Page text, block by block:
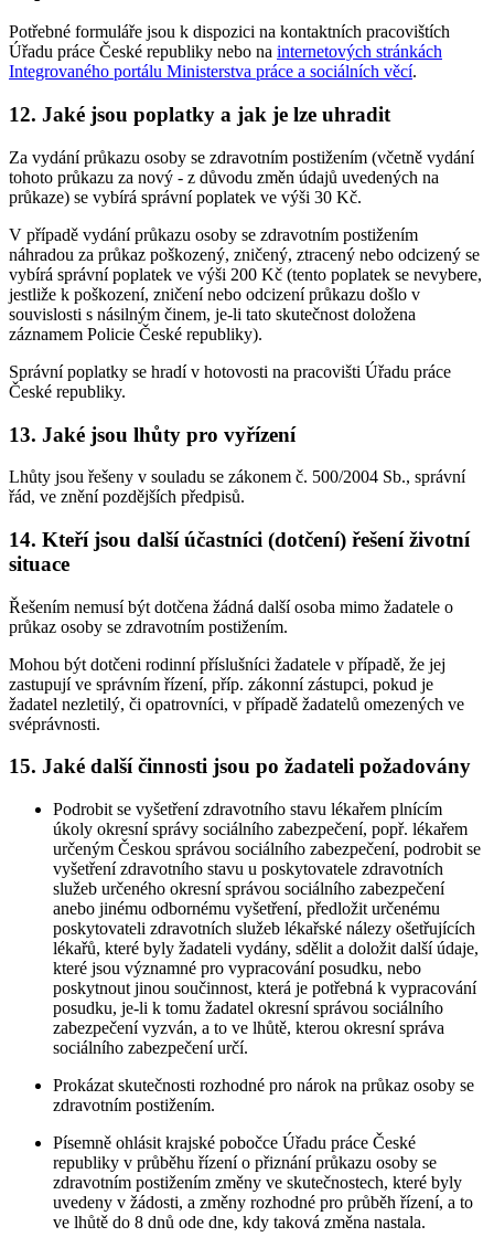
Potřebné formuláře jsou k dispozici na kontaktních pracovištích
Úřadu práce České republiky nebo na internetových stránkách
Integrovaného portálu Ministerstva práce a sociálních věcí.
12. Jaké jsou poplatky a jak je lze uhradit
Za vydání průkazu osoby se zdravotním postižením (včetně vydání
tohoto průkazu za nový - z důvodu změn údajů uvedených na
průkaze) se vybírá správní poplatek ve výši 30 Kč.
V případě vydání průkazu osoby se zdravotním postižením
náhradou za průkaz poškozený, zničený, ztracený nebo odcizený se
vybírá správní poplatek ve výši 200 Kč (tento poplatek se nevybere,
jestliže k poškození, zničení nebo odcizení průkazu došlo v
souvislosti s násilným činem, je-li tato skutečnost doložena
záznamem Policie České republiky).
Správní poplatky se hradí v hotovosti na pracovišti Úřadu práce
České republiky.
13. Jaké jsou lhůty pro vyřízení
Lhůty jsou řešeny v souladu se zákonem č. 500/2004 Sb., správní
řád, ve znění pozdějších předpisů.
14. Kteří jsou další účastníci (dotčení) řešení životní
situace
Řešením nemusí být dotčena žádná další osoba mimo žadatele o
průkaz osoby se zdravotním postižením.
Mohou být dotčeni rodinní příslušníci žadatele v případě, že jej
zastupují ve správním řízení, příp. zákonní zástupci, pokud je
žadatel nezletilý, či opatrovníci, v případě žadatelů omezených ve
svéprávnosti.
15. Jaké další činnosti jsou po žadateli požadovány
Podrobit se vyšetření zdravotního stavu lékařem plnícím
úkoly okresní správy sociálního zabezpečení, popř. lékařem
určeným Českou správou sociálního zabezpečení, podrobit se
vyšetření zdravotního stavu u poskytovatele zdravotních
služeb určeného okresní správou sociálního zabezpečení
anebo jinému odbornému vyšetření, předložit určenému
poskytovateli zdravotních služeb lékařské nálezy ošetřujících
lékařů, které byly žadateli vydány, sdělit a doložit další údaje,
které jsou významné pro vypracování posudku, nebo
poskytnout jinou součinnost, která je potřebná k vypracování
posudku, je-li k tomu žadatel okresní správou sociálního
zabezpečení vyzván, a to ve lhůtě, kterou okresní správa
sociálního zabezpečení určí.
Prokázat skutečnosti rozhodné pro nárok na průkaz osoby se
zdravotním postižením.
Písemně ohlásit krajské pobočce Úřadu práce České
republiky v průběhu řízení o přiznání průkazu osoby se
zdravotním postižením změny ve skutečnostech, které byly
uvedeny v žádosti, a změny rozhodné pro průběh řízení, a to
ve lhůtě do 8 dnů ode dne, kdy taková změna nastala.